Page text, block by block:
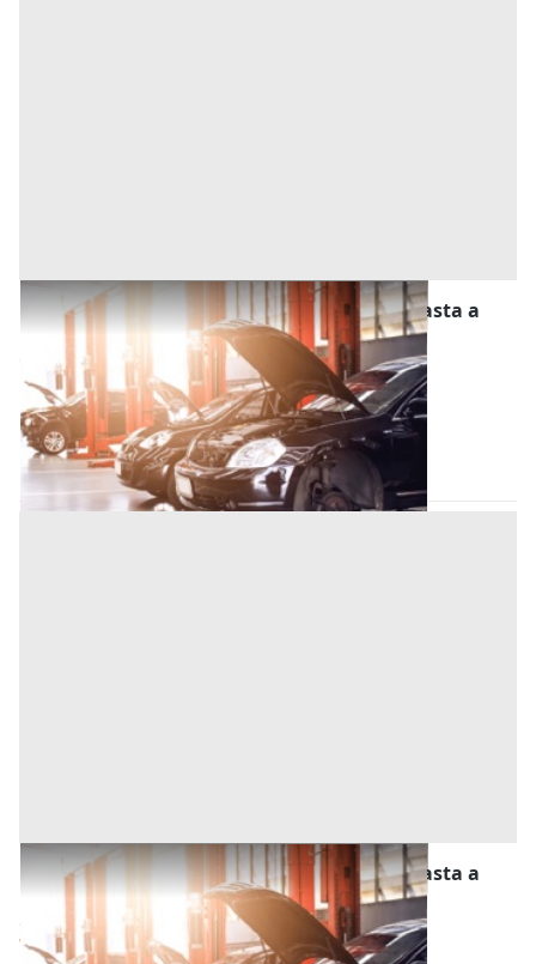
Stalle, Scuderie, Rimesse, Autorimesse all'asta a
Camponogara
Camponogara (Venezia)
Offerta minima
18.000 € 22.500 €
Codice asta:fcbf7554
23/09/2026
Stalle, Scuderie, Rimesse, Autorimesse all'asta a
Campolongo Maggiore
Offerta minima
7.200 € 9.000 €